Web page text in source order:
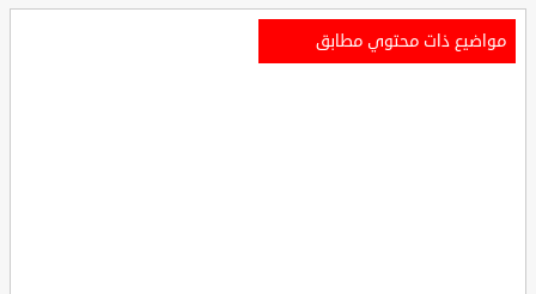
مواضيع ذات محتوي مطابق